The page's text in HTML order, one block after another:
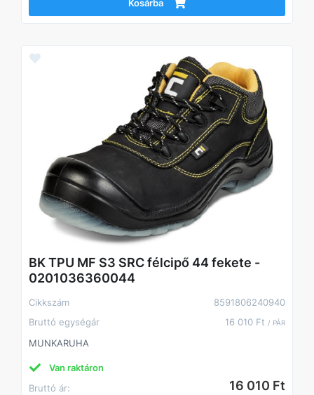
Kosárba
BK TPU MF S3 SRC félcipő 44 fekete -
0201036360044
Cikkszám
8591806240940
Bruttó egységár
16 010 Ft / PÁR
MUNKARUHA
Van raktáron
Bruttó ár:
16 010 Ft